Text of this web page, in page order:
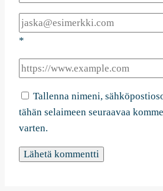
*
Tallenna nimeni,
tähän selaimeen seuraavaa
varten.